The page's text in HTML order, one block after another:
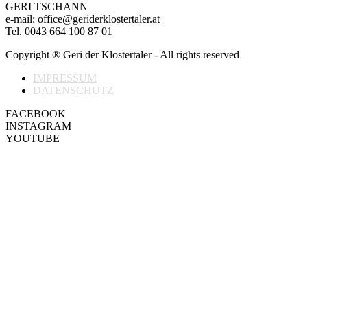
GERI TSCHANN
e-mail: office@geriderklostertaler.at
Tel. 0043 664 100 87 01
Copyright ® Geri der Klostertaler - All rights reserved
IMPRESSUM
DATENSCHUTZ
FACEBOOK
INSTAGRAM
YOUTUBE